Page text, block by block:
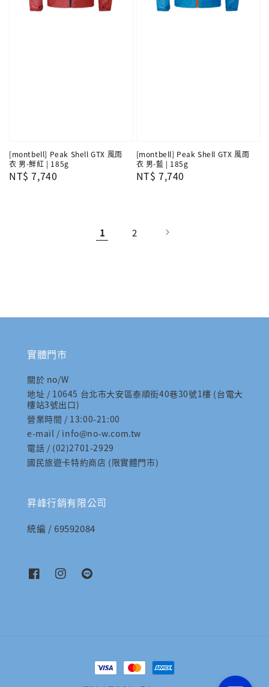
[montbell] Peak Shell GTX 風雨
衣 男-鮮紅 | 185g
Regular
NT$ 7,740
[montbell] Peak Shell GTX 風雨
衣 男-藍 | 185g
Regular
NT$ 7,740
1 2
實體門市
關於 no/W
地址 / 10645 台北市大安區泰順街40巷30號1樓 (台電大
樓站3號出口)
營業時間 / 13:00-21:00
e-mail / info@no-w.com.tw
電話 / (02)2701-2929
國民旅遊卡特約商店 (限實體門市)
昇峰行銷有限公司
統編 / 69592084